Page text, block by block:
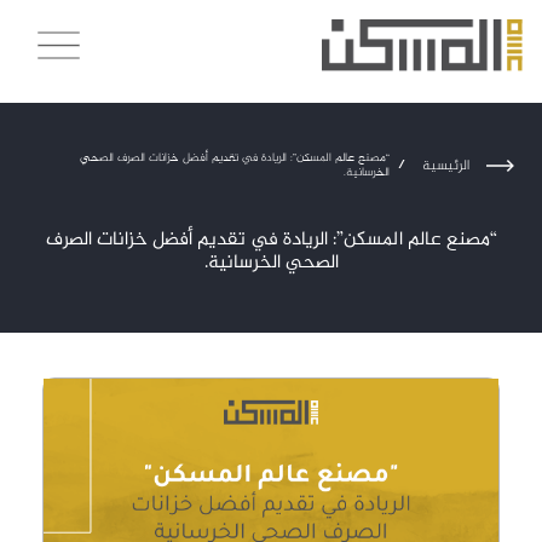
الرئيسية / “مصنع عالم المسكن”: الريادة في تقديم أفضل خزانات الصرف الصحي
الخرسانية.
“مصنع عالم المسكن”: الريادة في تقديم أفضل خزانات الصرف
الصحي الخرسانية.